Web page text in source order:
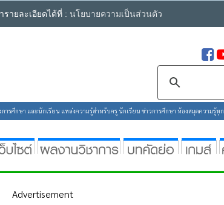
ายละเอียดได้ที่ : นโยบายความเป็นส่วนตัว
ารศึกษา และนักเรียน แหล่งความรู้สำหรับครู นักเรียน ข่าวการศึกษา ห้องสมุดความรู้
Advertisement